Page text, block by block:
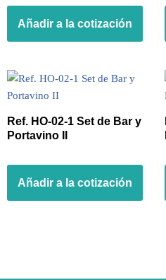
Añadir a la cotización
Ref. HO-02-1 Set de Bar y
Portavino II
Añadir a la cotización